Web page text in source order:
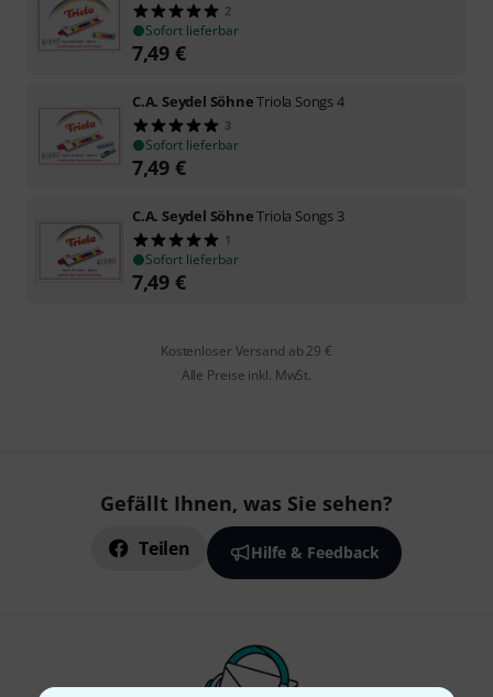
2
Sofort lieferbar
7,49 €
C.A. Seydel SöhneTriola Songs 4
3
Sofort lieferbar
7,49 €
C.A. Seydel SöhneTriola Songs 3
1
Sofort lieferbar
7,49 €
Kostenloser Versand ab 29 €
Alle Preise inkl. MwSt.
Gefällt Ihnen, was Sie sehen?
Teilen Hilfe & Feedback